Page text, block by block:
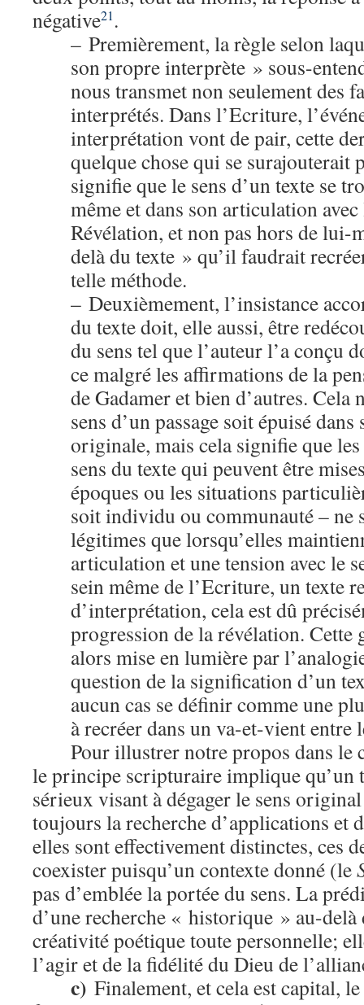
négative21 .
– Premièrement, la règle selon
son propre interprète » sous-
nous transmet non seulement des
interprétés. Dans l’Ecriture,
interprétation vont de pair, cette
quelque chose qui se surajouterait
signifie que le sens d’un texte se
même et dans son articulation
Révélation, et non pas hors de lui-
delà du texte » qu’il faudrait
telle méthode.
– Deuxièmement, l’insistance
du texte doit, elle aussi, être
du sens tel que l’auteur l’a conçu
ce malgré les affirmations de la
de Gadamer et bien d’autres. Cela
sens d’un passage soit épuisé
originale, mais cela signifie que
sens du texte qui peuvent être
époques ou les situations
soit individu ou communauté – ne
légitimes que lorsqu’elles
articulation et une tension avec le
sein même de l’Ecriture, un texte
d’interprétation, cela est dû
progression de la révélation. Cette
alors mise en lumière par
question de la signification d’un
aucun cas se définir comme une
à recréer dans un va-et-vient entre
Pour illustrer notre propos dans le
le principe scripturaire implique qu’un
sérieux visant à dégager le sens
toujours la recherche d’applications et
elles sont effectivement distinctes, ces
coexister puisqu’un contexte donné (le
pas d’emblée la portée du sens. La
d’une recherche « historique » au-delà
créativité poétique toute personnelle;
l’agir et de la fidélité du Dieu de
c) Finalement, et cela est capital,